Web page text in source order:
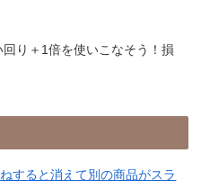
り＋1倍を使いこなそう！損
すると消えて別の商品がスラ